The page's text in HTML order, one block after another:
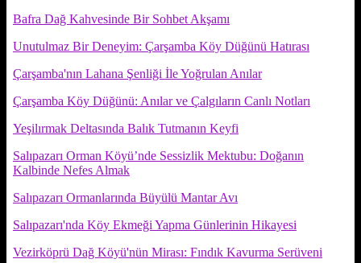
Bafra Dağ Kahvesinde Bir Sohbet Akşamı
Unutulmaz Bir Deneyim: Çarşamba Köy Düğünü Hatırası
Çarşamba'nın Lahana Şenliği İle Yoğrulan Anılar
Çarşamba Köy Düğünü: Anılar ve Çalgıların Canlı Notları
Yeşilırmak Deltasında Balık Tutmanın Keyfi
Salıpazarı Orman Köyü’nde Sessizlik Mektubu: Doğanın
Kalbinde Nefes Almak
Salıpazarı Ormanlarında Büyülü Mantar Avı
Salıpazarı'nda Köy Ekmeği Yapma Günlerinin Hikayesi
Vezirköprü Dağ Köyü'nün Mirası: Fındık Kavurma Serüveni